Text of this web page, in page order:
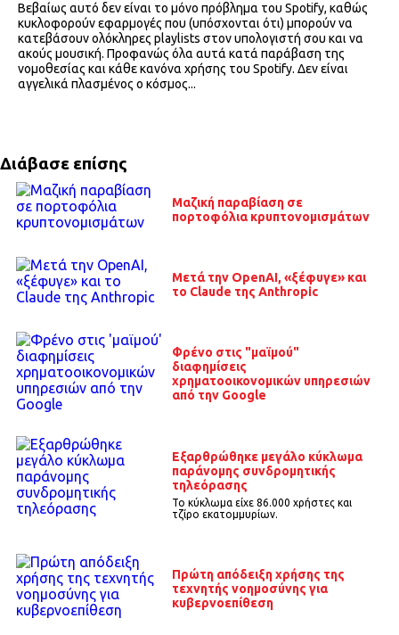
Βεβαίως αυτό δεν είναι το μόνο πρόβλημα του Spotify, καθώς
κυκλοφορούν εφαρμογές που (υπόσχονται ότι) μπορούν να
κατεβάσουν ολόκληρες playlists στον υπολογιστή σου και να
ακούς μουσική. Προφανώς όλα αυτά κατά παράβαση της
νομοθεσίας και κάθε κανόνα χρήσης του Spotify. Δεν είναι
αγγελικά πλασμένος ο κόσμος...
Διάβασε επίσης
Μαζική παραβίαση σε
πορτοφόλια κρυπτονομισμάτων
Μετά την OpenAI, «ξέφυγε» και
το Claude της Anthropic
Φρένο στις "μαϊμού"
διαφημίσεις
χρηματοοικονομικών υπηρεσιών
από την Google
Εξαρθρώθηκε μεγάλο κύκλωμα
παράνομης συνδρομητικής
τηλεόρασης
Το κύκλωμα είχε 86.000 χρήστες και
τζίρο εκατομμυρίων.
Πρώτη απόδειξη χρήσης της
τεχνητής νοημοσύνης για
κυβερνοεπίθεση